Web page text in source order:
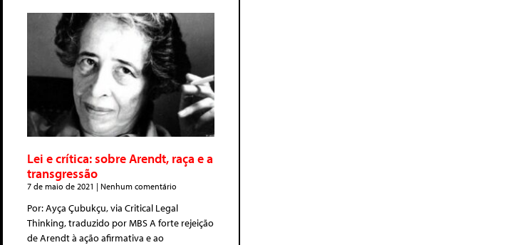
Lei e crítica: sobre Arendt, raça e a
transgressão
7 de maio de 2021 Nenhum comentário
Por: Ayça Çubukçu, via Critical Legal
Thinking, traduzido por MBS A forte rejeição
de Arendt à ação afirmativa e ao